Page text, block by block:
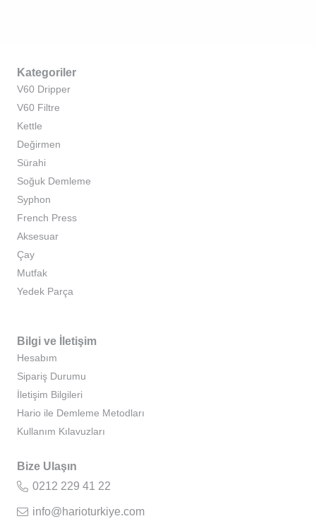
Kategoriler
V60 Dripper
V60 Filtre
Kettle
Değirmen
Sürahi
Soğuk Demleme
Syphon
French Press
Aksesuar
Çay
Mutfak
Yedek Parça
Bilgi ve İletişim
Hesabım
Sipariş Durumu
İletişim Bilgileri
Hario ile Demleme Metodları
Kullanım Kılavuzları
Bize Ulaşın
0212 229 41 22
info@harioturkiye.com